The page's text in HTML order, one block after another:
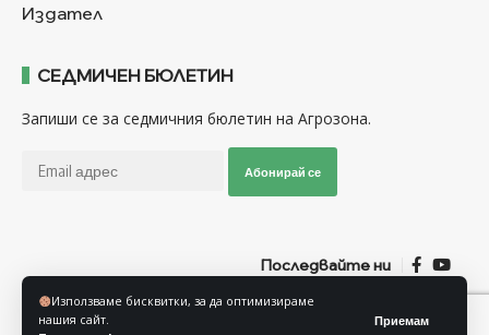
Използваме бисквитки, за да оптимизираме
нашия сайт.
Приемам
Издател
СЕДМИЧЕН БЮЛЕТИН
Запиши се за седмичния бюлетин на Агрозона.
Абонирай се
Последвайте ни
Общи условия Политика за използване на “Бисквитки”